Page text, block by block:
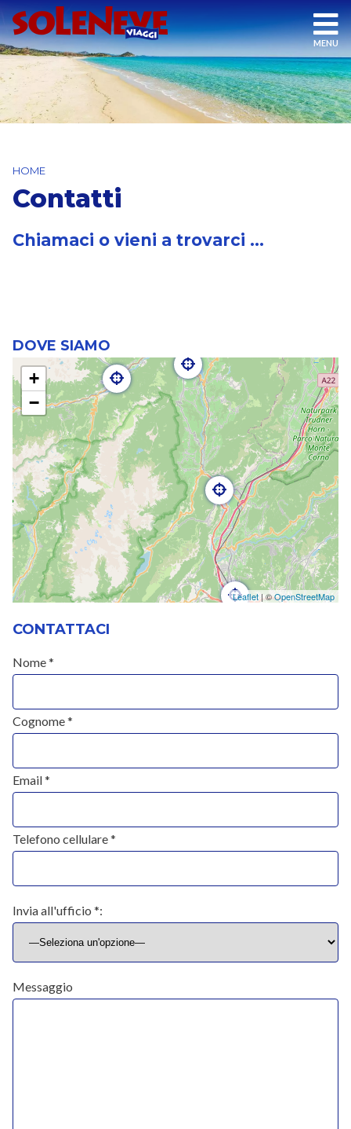
HOME
Contatti
Chiamaci o vieni a trovarci ...
DOVE SIAMO
+
−
Leaflet | ©OpenStreetMap
CONTATTACI
Nome *
Cognome *
Email *
Telefono cellulare *
Invia all'ufficio *:
Messaggio